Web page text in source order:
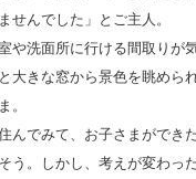
せんでした」とご主人。
や洗面所に行ける間取りが
大きな窓から景色を眺めら
。
んでみて、お子さまができ
う。しかし、考えが変わっ